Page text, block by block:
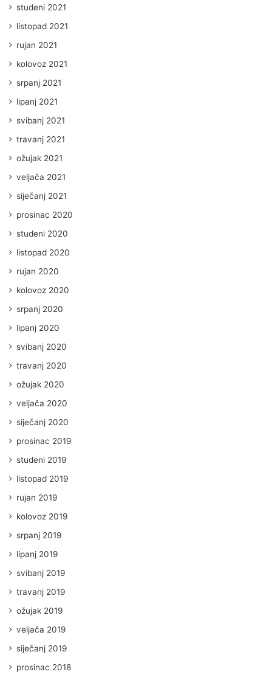
studeni 2021
listopad 2021
rujan 2021
kolovoz 2021
srpanj 2021
lipanj 2021
svibanj 2021
travanj 2021
ožujak 2021
veljača 2021
siječanj 2021
prosinac 2020
studeni 2020
listopad 2020
rujan 2020
kolovoz 2020
srpanj 2020
lipanj 2020
svibanj 2020
travanj 2020
ožujak 2020
veljača 2020
siječanj 2020
prosinac 2019
studeni 2019
listopad 2019
rujan 2019
kolovoz 2019
srpanj 2019
lipanj 2019
svibanj 2019
travanj 2019
ožujak 2019
veljača 2019
siječanj 2019
prosinac 2018